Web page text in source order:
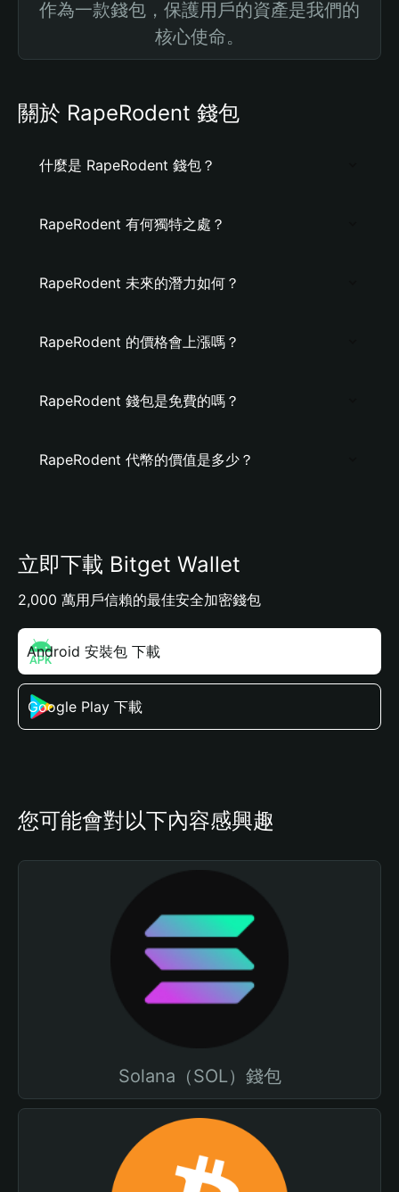
作為一款錢包，保護用戶的資產是我們的
核心使命。
關於 RapeRodent 錢包
什麼是 RapeRodent 錢包？
RapeRodent 有何獨特之處？
RapeRodent 未來的潛力如何？
RapeRodent 的價格會上漲嗎？
RapeRodent 錢包是免費的嗎？
RapeRodent 代幣的價值是多少？
立即下載 Bitget Wallet
2,000 萬用戶信賴的最佳安全加密錢包
Android 安裝包 下載
Google Play 下載
您可能會對以下內容感興趣
Solana（SOL）錢包